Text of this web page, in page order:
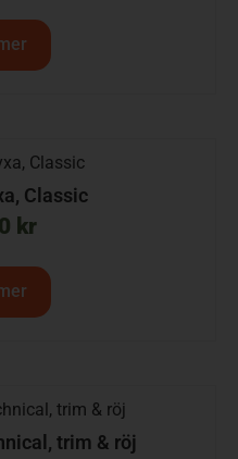
Classic
kr
trim & röj